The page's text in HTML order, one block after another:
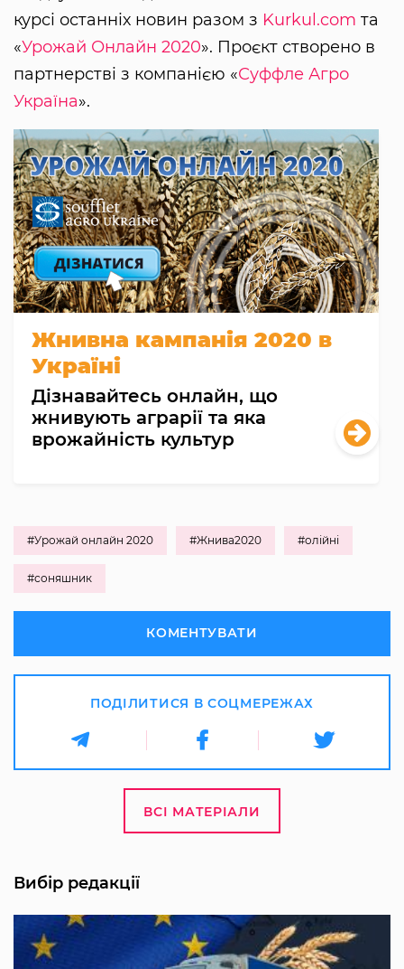
курсі останніх новин разом з Kurkul.com та
«Урожай Онлайн 2020». Проєкт створено в
партнерстві з компанією «Суффле Агро
Україна».
Жнивна кампанія 2020 в
Україні
Дізнавайтесь онлайн, що
жнивують аграрії та яка
врожайність культур
#Урожай онлайн 2020 #Жнива2020 #олійні
#соняшник
КОМЕНТУВАТИ
ПОДІЛИТИСЯ В СОЦМЕРЕЖАХ
ВСІ МАТЕРІАЛИ
Вибір редакції